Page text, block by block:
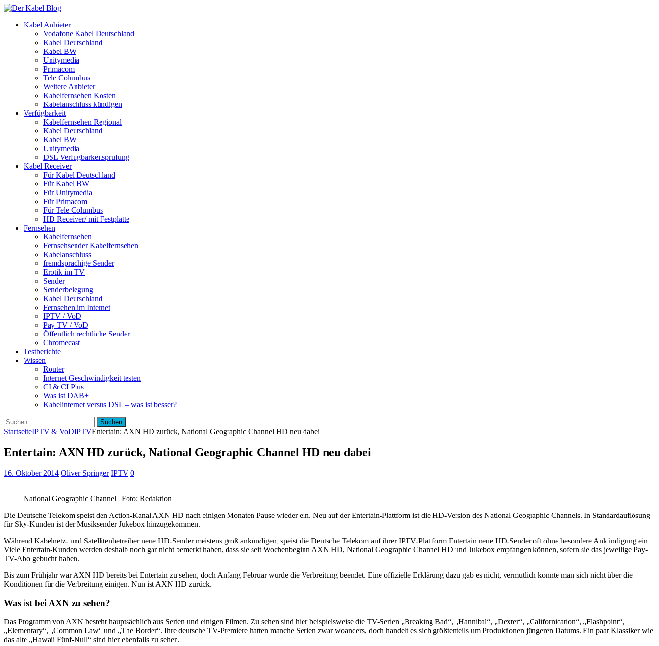
Kabel Anbieter
Vodafone Kabel Deutschland
Kabel Deutschland
Kabel BW
Unitymedia
Primacom
Tele Columbus
Weitere Anbieter
Kabelfernsehen Kosten
Kabelanschluss kündigen
Verfügbarkeit
Kabelfernsehen Regional
Kabel Deutschland
Kabel BW
Unitymedia
DSL Verfügbarkeitsprüfung
Kabel Receiver
Für Kabel Deutschland
Für Kabel BW
Für Unitymedia
Für Primacom
Für Tele Columbus
HD Receiver/ mit Festplatte
Fernsehen
Kabelfernsehen
Fernsehsender Kabelfernsehen
Kabelanschluss
fremdsprachige Sender
Erotik im TV
Sender
Senderbelegung
Kabel Deutschland
Fernsehen im Internet
IPTV / VoD
Pay TV / VoD
Öffentlich rechtliche Sender
Chromecast
Testberichte
Wissen
Router
Internet Geschwindigkeit testen
CI & CI Plus
Was ist DAB+
Kabelinternet versus DSL – was ist besser?
Suchen
nach:
StartseiteIPTV & VoDIPTVEntertain: AXN HD zurück, National Geographic Channel HD neu dabei
Entertain: AXN HD zurück, National Geographic Channel HD neu dabei
16. Oktober 2014 Oliver Springer IPTV 0
National Geographic Channel | Foto: Redaktion
Die Deutsche Telekom speist den Action-Kanal AXN HD nach einigen Monaten Pause wieder ein. Neu auf der Entertain-Plattform ist die HD-Version des National Geographic Channels. In Standardauflösung
für Sky-Kunden ist der Musiksender Jukebox hinzugekommen.
Während Kabelnetz- und Satellitenbetreiber neue HD-Sender meistens groß ankündigen, speist die Deutsche Telekom auf ihrer IPTV-Plattform Entertain neue HD-Sender oft ohne besondere Ankündigung ein.
Viele Entertain-Kunden werden deshalb noch gar nicht bemerkt haben, dass sie seit Wochenbeginn AXN HD, National Geographic Channel HD und Jukebox empfangen können, sofern sie das jeweilige Pay-
TV-Abo gebucht haben.
Bis zum Frühjahr war AXN HD bereits bei Entertain zu sehen, doch Anfang Februar wurde die Verbreitung beendet. Eine offizielle Erklärung dazu gab es nicht, vermutlich konnte man sich nicht über die
Konditionen für die Verbreitung einigen. Nun ist AXN HD zurück.
Was ist bei AXN zu sehen?
Das Programm von AXN besteht hauptsächlich aus Serien und einigen Filmen. Zu sehen sind hier beispielsweise die TV-Serien „Breaking Bad“, „Hannibal“, „Dexter“, „Californication“, „Flashpoint“,
„Elementary“, „Common Law“ und „The Border“. Ihre deutsche TV-Premiere hatten manche Serien zwar woanders, doch handelt es sich größtenteils um Produktionen jüngeren Datums. Ein paar Klassiker wie
das alte „Hawaii Fünf-Null“ sind hier ebenfalls zu sehen.